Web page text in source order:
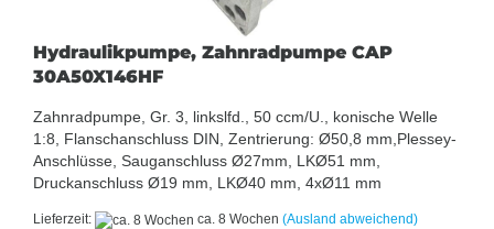
Hydraulikpumpe, Zahnradpumpe CAP
30A50X146HF
Zahnradpumpe, Gr. 3, linkslfd., 50 ccm/U., konische Welle
1:8, Flanschanschluss DIN, Zentrierung: Ø50,8 mm,Plessey-
Anschlüsse, Sauganschluss Ø27mm, LKØ51 mm,
Druckanschluss Ø19 mm, LKØ40 mm, 4xØ11 mm
Lieferzeit: ca. 8 Wochen (Ausland abweichend)